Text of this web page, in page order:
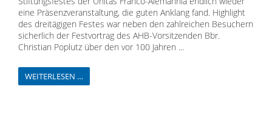
eine Präsenzveranstaltung, die guten Anklang fand. Highlight
des dreitägigen Festes war neben den zahlreichen Besuchern
sicherlich der Festvortrag des AHB-Vorsitzenden Bbr.
Christian Poplutz über den vor 100 Jahren ...
WEITERLESEN …